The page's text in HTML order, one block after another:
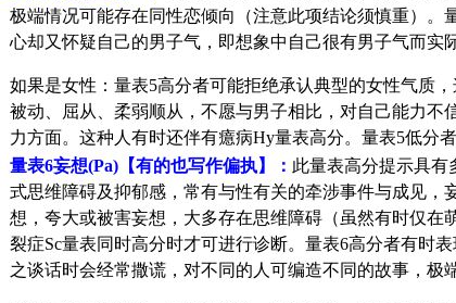
极端情况可能存在同性恋倾向（注意此项结论须慎重）
心却又怀疑自己的男子气，即想象中自己很有男子气而实
如果是女性：量表5高分者可能拒绝承认典型的女性气质
被动、屈从、柔弱顺从，不愿与男子相比，对自己能力
力方面。这种人有时还伴有癔病Hy量表高分。量表5低分
量表6妄想(Pa)【有的也写作偏执】： 此量表高分提示具有
式思维障碍及抑郁感，常有与性有关的牵涉事件与成见，
想，夸大或被害妄想，大多存在思维障碍（虽然有时仅在
裂症Sc量表同时高分时才可进行诊断。量表6高分者有时
之谈话时会经常撒谎，对不同的人可编造不同的故事，极